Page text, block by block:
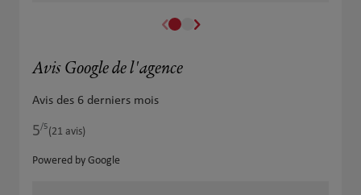
Avis Google de l'agence
Avis des 6 derniers mois
5/5Note de 5 sur 5
(21 avis)
Powered by Google